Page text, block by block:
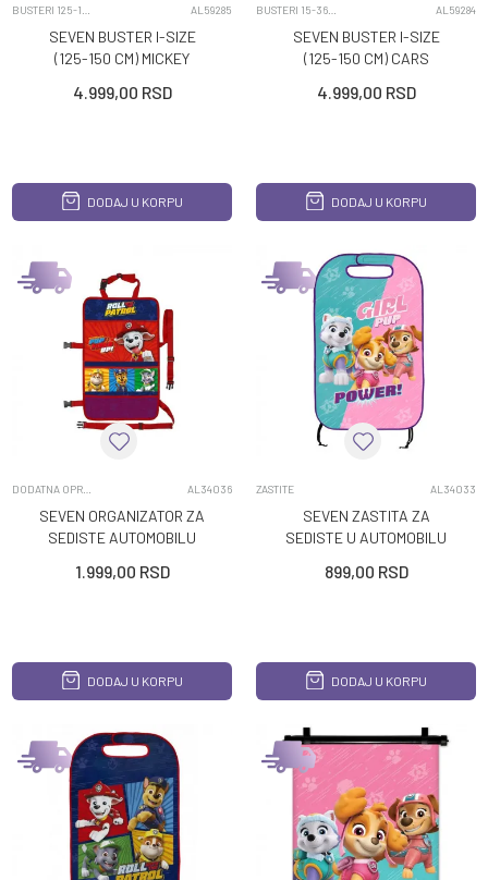
AL59285
SEVEN BUSTER I-SIZE
(125-150 CM) MICKEY
4.999,00 RSD
DODAJ U KORPU
AL59284
SEVEN BUSTER I-SIZE
(125-150 CM) CARS
4.999,00 RSD
DODAJ U KORPU
AL34036
SEVEN ORGANIZATOR ZA
SEDISTE AUTOMOBILU
1.999,00 RSD
DODAJ U KORPU
ZASTITE AL34033
SEVEN ZASTITA ZA
SEDISTE U AUTOMOBILU
899,00 RSD
DODAJ U KORPU